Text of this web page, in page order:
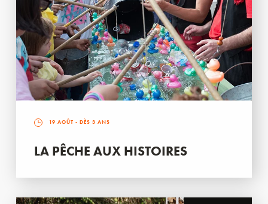
19 AOÛT - DÈS 3 ANS
LA PÊCHE AUX HISTOIRES